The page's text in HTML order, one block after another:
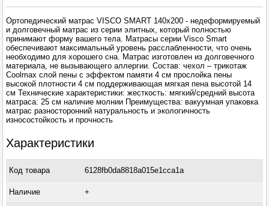
Ортопедический матрас VISCO SMART 140x200 - недеформируемый
и долговечный матрас из серии элитных, который полностью
принимают форму вашего тела. Матрасы серии Visco Smart
обеспечивают максимальный уровень расслабленности, что очень
необходимо для хорошего сна. Матрас изготовлен из долговечного
материала, не вызывающего аллергии. Состав: чехол – трикотаж
Coolmax слой пены с эффектом памяти 4 см прослойка пены
высокой плотности 4 см поддерживающая мягкая пена высотой 14
см Технические характеристики: жесткость: мягкий/средний высота
матраса: 25 см наличие молнии Преимущества: вакуумная упаковка
матрас разносторонний натуральность и экологичность
износостойкость и прочность
Характеристики
Код товара 6128fb0da8818a015e1cca1a
Наличие +